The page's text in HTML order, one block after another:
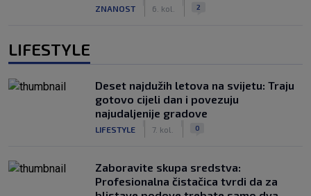
ZNANOST 6. kol. 2
LIFESTYLE
Deset najdužih letova na svijetu: Traju
gotovo cijeli dan i povezuju
najudaljenije gradove
LIFESTYLE 7. kol. 0
Zaboravite skupa sredstva:
Profesionalna čistačica tvrdi da za